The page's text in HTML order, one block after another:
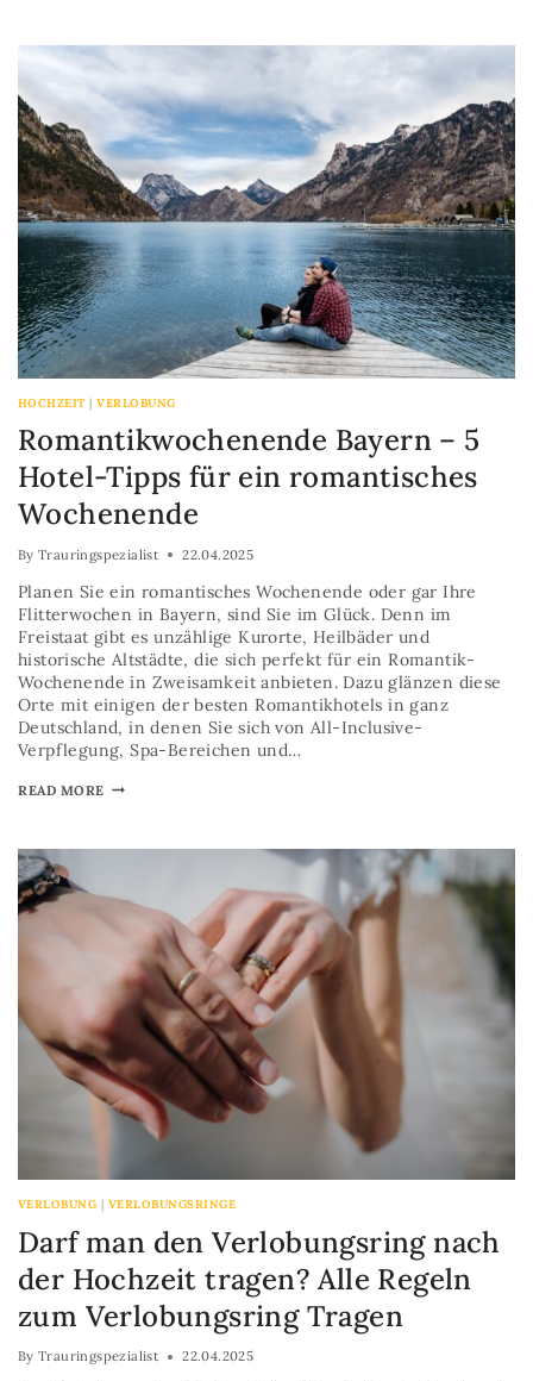
HOCHZEIT|VERLOBUNG
Romantikwochenende Bayern – 5
Hotel-Tipps für ein romantisches
Wochenende
By Trauringspezialist 22.04.2025
Planen Sie ein romantisches Wochenende oder gar Ihre
Flitterwochen in Bayern, sind Sie im Glück. Denn im
Freistaat gibt es unzählige Kurorte, Heilbäder und
historische Altstädte, die sich perfekt für ein Romantik-
Wochenende in Zweisamkeit anbieten. Dazu glänzen diese
Orte mit einigen der besten Romantikhotels in ganz
Deutschland, in denen Sie sich von All-Inclusive-
Verpflegung, Spa-Bereichen und…
READ MORE
VERLOBUNG | VERLOBUNGSRINGE
Darf man den Verlobungsring nach
der Hochzeit tragen? Alle Regeln
zum Verlobungsring Tragen
By Trauringspezialist 22.04.2025